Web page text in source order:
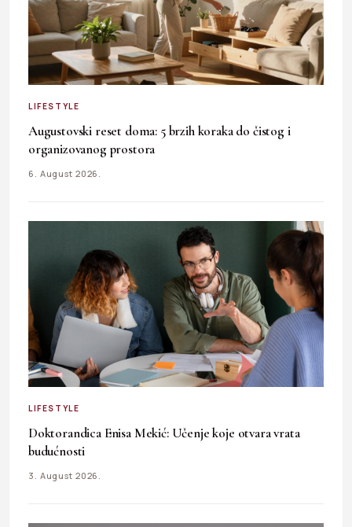
LIFESTYLE
Augustovski reset doma: 5 brzih koraka do čistog i
organizovanog prostora
6. August 2026.
LIFESTYLE
Doktorandica Enisa Mekić: Učenje koje otvara vrata
budućnosti
3. August 2026.